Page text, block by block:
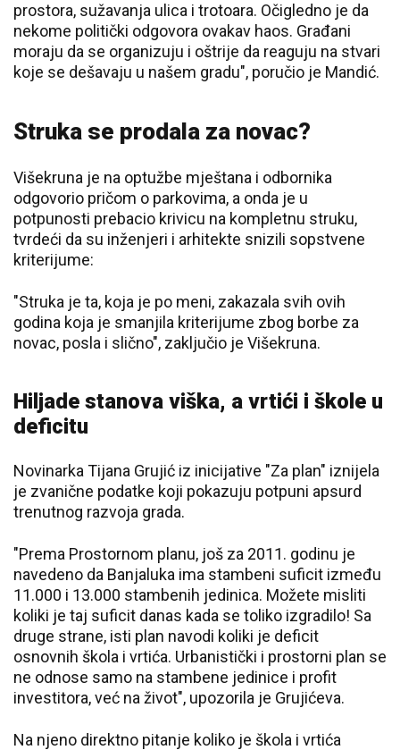
prostora, sužavanja ulica i trotoara. Očigledno je da
nekome politički odgovora ovakav haos. Građani
moraju da se organizuju i oštrije da reaguju na stvari
koje se dešavaju u našem gradu", poručio je Mandić.
Struka se prodala za novac?
Višekruna je na optužbe mještana i odbornika
odgovorio pričom o parkovima, a onda je u
potpunosti prebacio krivicu na kompletnu struku,
tvrdeći da su inženjeri i arhitekte snizili sopstvene
kriterijume:
"Struka je ta, koja je po meni, zakazala svih ovih
godina koja je smanjila kriterijume zbog borbe za
novac, posla i slično", zaključio je Višekruna.
Hiljade stanova viška, a vrtići i škole u
deficitu
Novinarka Tijana Grujić iz inicijative "Za plan" iznijela
je zvanične podatke koji pokazuju potpuni apsurd
trenutnog razvoja grada.
"Prema Prostornom planu, još za 2011. godinu je
navedeno da Banjaluka ima stambeni suficit između
11.000 i 13.000 stambenih jedinica. Možete misliti
koliki je taj suficit danas kada se toliko izgradilo! Sa
druge strane, isti plan navodi koliki je deficit
osnovnih škola i vrtića. Urbanistički i prostorni plan se
ne odnose samo na stambene jedinice i profit
investitora, već na život", upozorila je Grujićeva.
Na njeno direktno pitanje koliko je škola i vrtića